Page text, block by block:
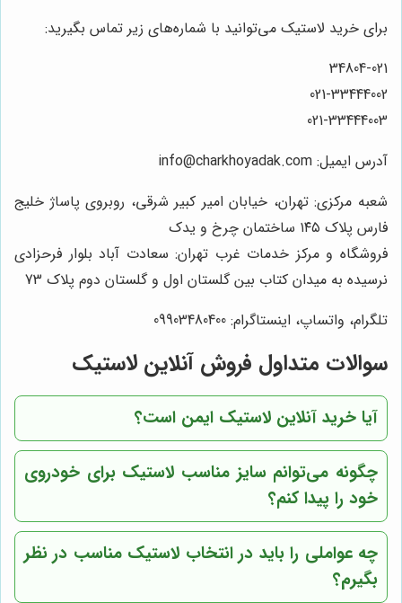
برای خرید لاستیک می‌توانید با شماره‌های زیر تماس بگیرید:
34804-021
021-33444002
021-33444003
آدرس ایمیل: info@charkhoyadak.com
شعبه مرکزی: تهران، خیابان امیر کبیر شرقی، روبروی پاساژ خلیج
فارس پلاک ۱۴۵ ساختمان چرخ و یدک
فروشگاه و مرکز خدمات غرب تهران: سعادت آباد بلوار فرحزادی
نرسیده به میدان کتاب بین گلستان اول و گلستان دوم پلاک 73
تلگرام، واتساپ، اینستاگرام: 09903480400
سوالات متداول فروش آنلاین لاستیک
آیا خرید آنلاین لاستیک ایمن است؟
چگونه می‌توانم سایز مناسب لاستیک برای خودروی
خود را پیدا کنم؟
چه عواملی را باید در انتخاب لاستیک مناسب در نظر
بگیرم؟